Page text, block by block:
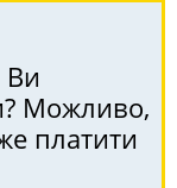
Ви
Можливо,
платити